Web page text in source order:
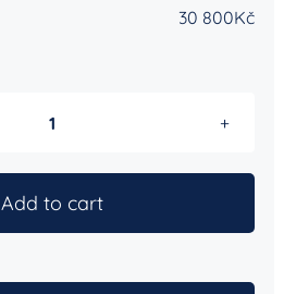
30 800Kč
Athena
quantity
Add to cart